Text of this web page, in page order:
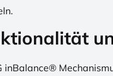
inBalance®